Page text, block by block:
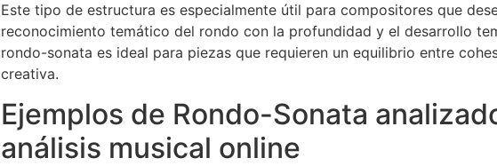
Este tipo de estructura es especialmente útil para compositores que
reconocimiento temático del rondo con la profundidad y el desarrollo
rondo-sonata es ideal para piezas que requieren un equilibrio entre
creativa.
Ejemplos de Rondo-Sonata
análisis musical online